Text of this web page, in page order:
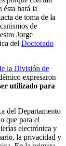
ésta hará la
de toma de la
de
Jorge
del Doctorado
la División de
expresaron
utilizado para
del Departamento
que para el
electrónica y
la privacidad y